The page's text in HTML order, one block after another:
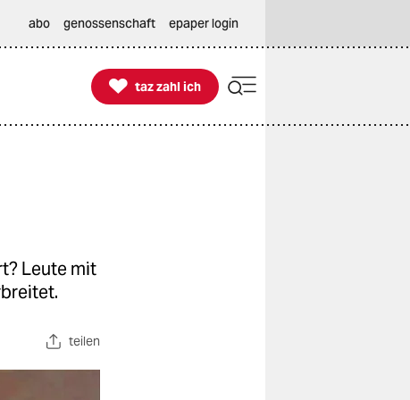
abo genossenschaft epaper login

taz zahl ich
taz zahl ich
Leute mit
teilen